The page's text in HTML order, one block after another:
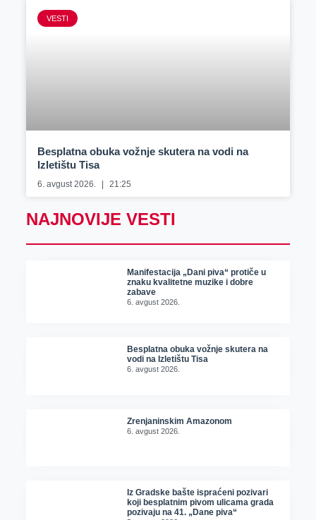
VESTI
Besplatna obuka vožnje skutera na vodi na
Izletištu Tisa
6. avgust 2026. 21:25
NAJNOVIJE VESTI
Manifestacija „Dani piva“ protiče u
znaku kvalitetne muzike i dobre
zabave
6. avgust 2026.
Besplatna obuka vožnje skutera na
vodi na Izletištu Tisa
6. avgust 2026.
Zrenjaninskim Amazonom
6. avgust 2026.
Iz Gradske bašte ispraćeni pozivari
koji besplatnim pivom ulicama grada
pozivaju na 41. „Dane piva“